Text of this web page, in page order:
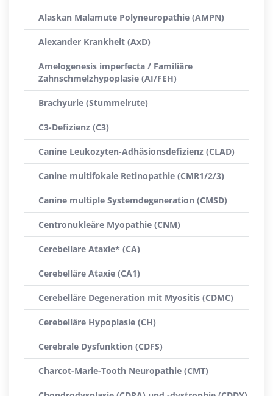
Alaskan Malamute Polyneuropathie (AMPN)
Alexander Krankheit (AxD)
Amelogenesis imperfecta / Familiäre
Zahnschmelzhypoplasie (AI/FEH)
Brachyurie (Stummelrute)
C3-Defizienz (C3)
Canine Leukozyten-Adhäsionsdefizienz (CLAD)
Canine multifokale Retinopathie (CMR1/2/3)
Canine multiple Systemdegeneration (CMSD)
Centronukleäre Myopathie (CNM)
Cerebellare Ataxie* (CA)
Cerebelläre Ataxie (CA1)
Cerebelläre Degeneration mit Myositis (CDMC)
Cerebelläre Hypoplasie (CH)
Cerebrale Dysfunktion (CDFS)
Charcot-Marie-Tooth Neuropathie (CMT)